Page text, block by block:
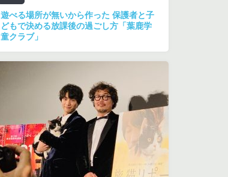
遊べる場所が無いから作った 保護者と子
どもで決める放課後の過ごし方「葉鹿学
童クラブ」